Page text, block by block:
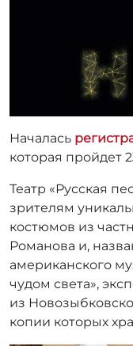
r
i
n
Началась
которая пройдет
Театр «Русская
зрителям
костюмов из
Романова и,
американского
чудом света»,
из
копии которых